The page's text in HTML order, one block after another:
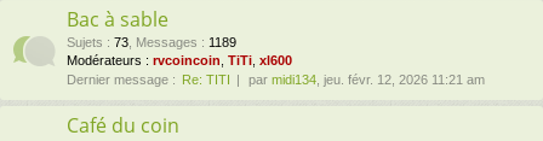
Bac à sable
Sujets : 73 Messages : 1189
Modérateurs : rvcoincoin TiTi xl600
Dernier message :
Re: TITI par midi134 , jeu. févr. 12, 2026 11:21 am
Café du coin